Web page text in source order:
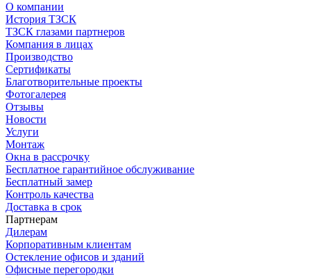
О компании
История ТЗСК
ТЗСК глазами партнеров
Компания в лицах
Производство
Сертификаты
Благотворительные проекты
Фотогалерея
Отзывы
Новости
Услуги
Монтаж
Окна в рассрочку
Бесплатное гарантийное обслуживание
Бесплатный замер
Контроль качества
Доставка в срок
Партнерам
Дилерам
Корпоративным клиентам
Остекление офисов и зданий
Офисные перегородки